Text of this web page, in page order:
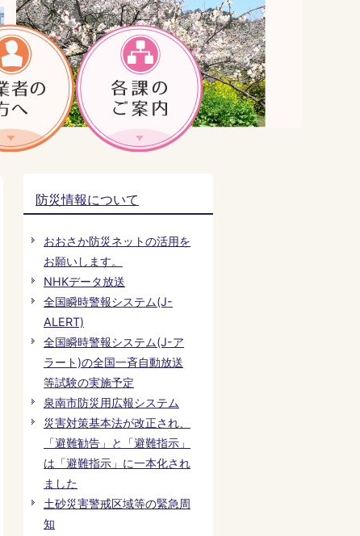
防災情報について
おおさか防災ネットの活用を
お願いします。
NHKデータ放送
全国瞬時警報システム(J-
ALERT)
全国瞬時警報システム(J-ア
ラート)の全国一斉自動放送
等試験の実施予定
泉南市防災用広報システム
災害対策基本法が改正され、
「避難勧告」と「避難指示」
は「避難指示」に一本化され
ました
土砂災害警戒区域等の緊急周
知